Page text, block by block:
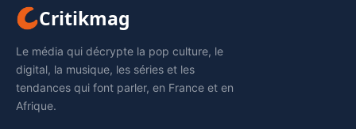
Critikmag
Le média qui décrypte la pop culture, le
digital, la musique, les séries et les
tendances qui font parler, en France et en
Afrique.